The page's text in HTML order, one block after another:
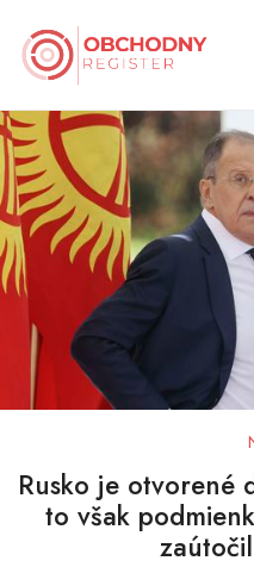
Rusko je otvorené
to však